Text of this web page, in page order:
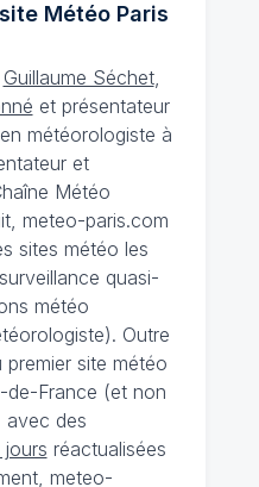
MétéoParis
Guillaume Séchet,
et présentateur
météorologiste à
et
Météo
meteo-paris.com
sites météo les
quasi-
météo
Outre
site météo
de-France (et non
avec des
jours réactualisées
meteo-